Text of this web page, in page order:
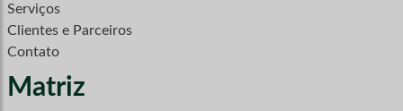
Serviços
Clientes e Parceiros
Contato
Matriz